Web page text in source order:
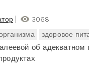
3068
здоровое
об адекватном